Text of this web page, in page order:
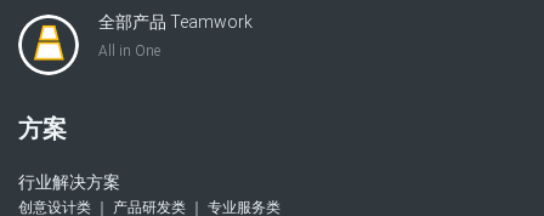
全部产品 Teamwork
All in One
方案
行业解决方案
创意设计类 ｜ 产品研发类 ｜ 专业服务类